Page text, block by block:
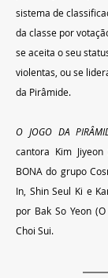
sistema de
da classe por
se aceita o seu
violentas, ou se
da Pirâmide.
O JOGO DA
cantora Kim
BONA do grupo
In, Shin Seul Ki e
por Bak So Yeon
Choi Sui.